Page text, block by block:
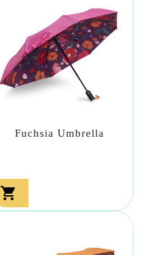
Fuchsia Umbrella
